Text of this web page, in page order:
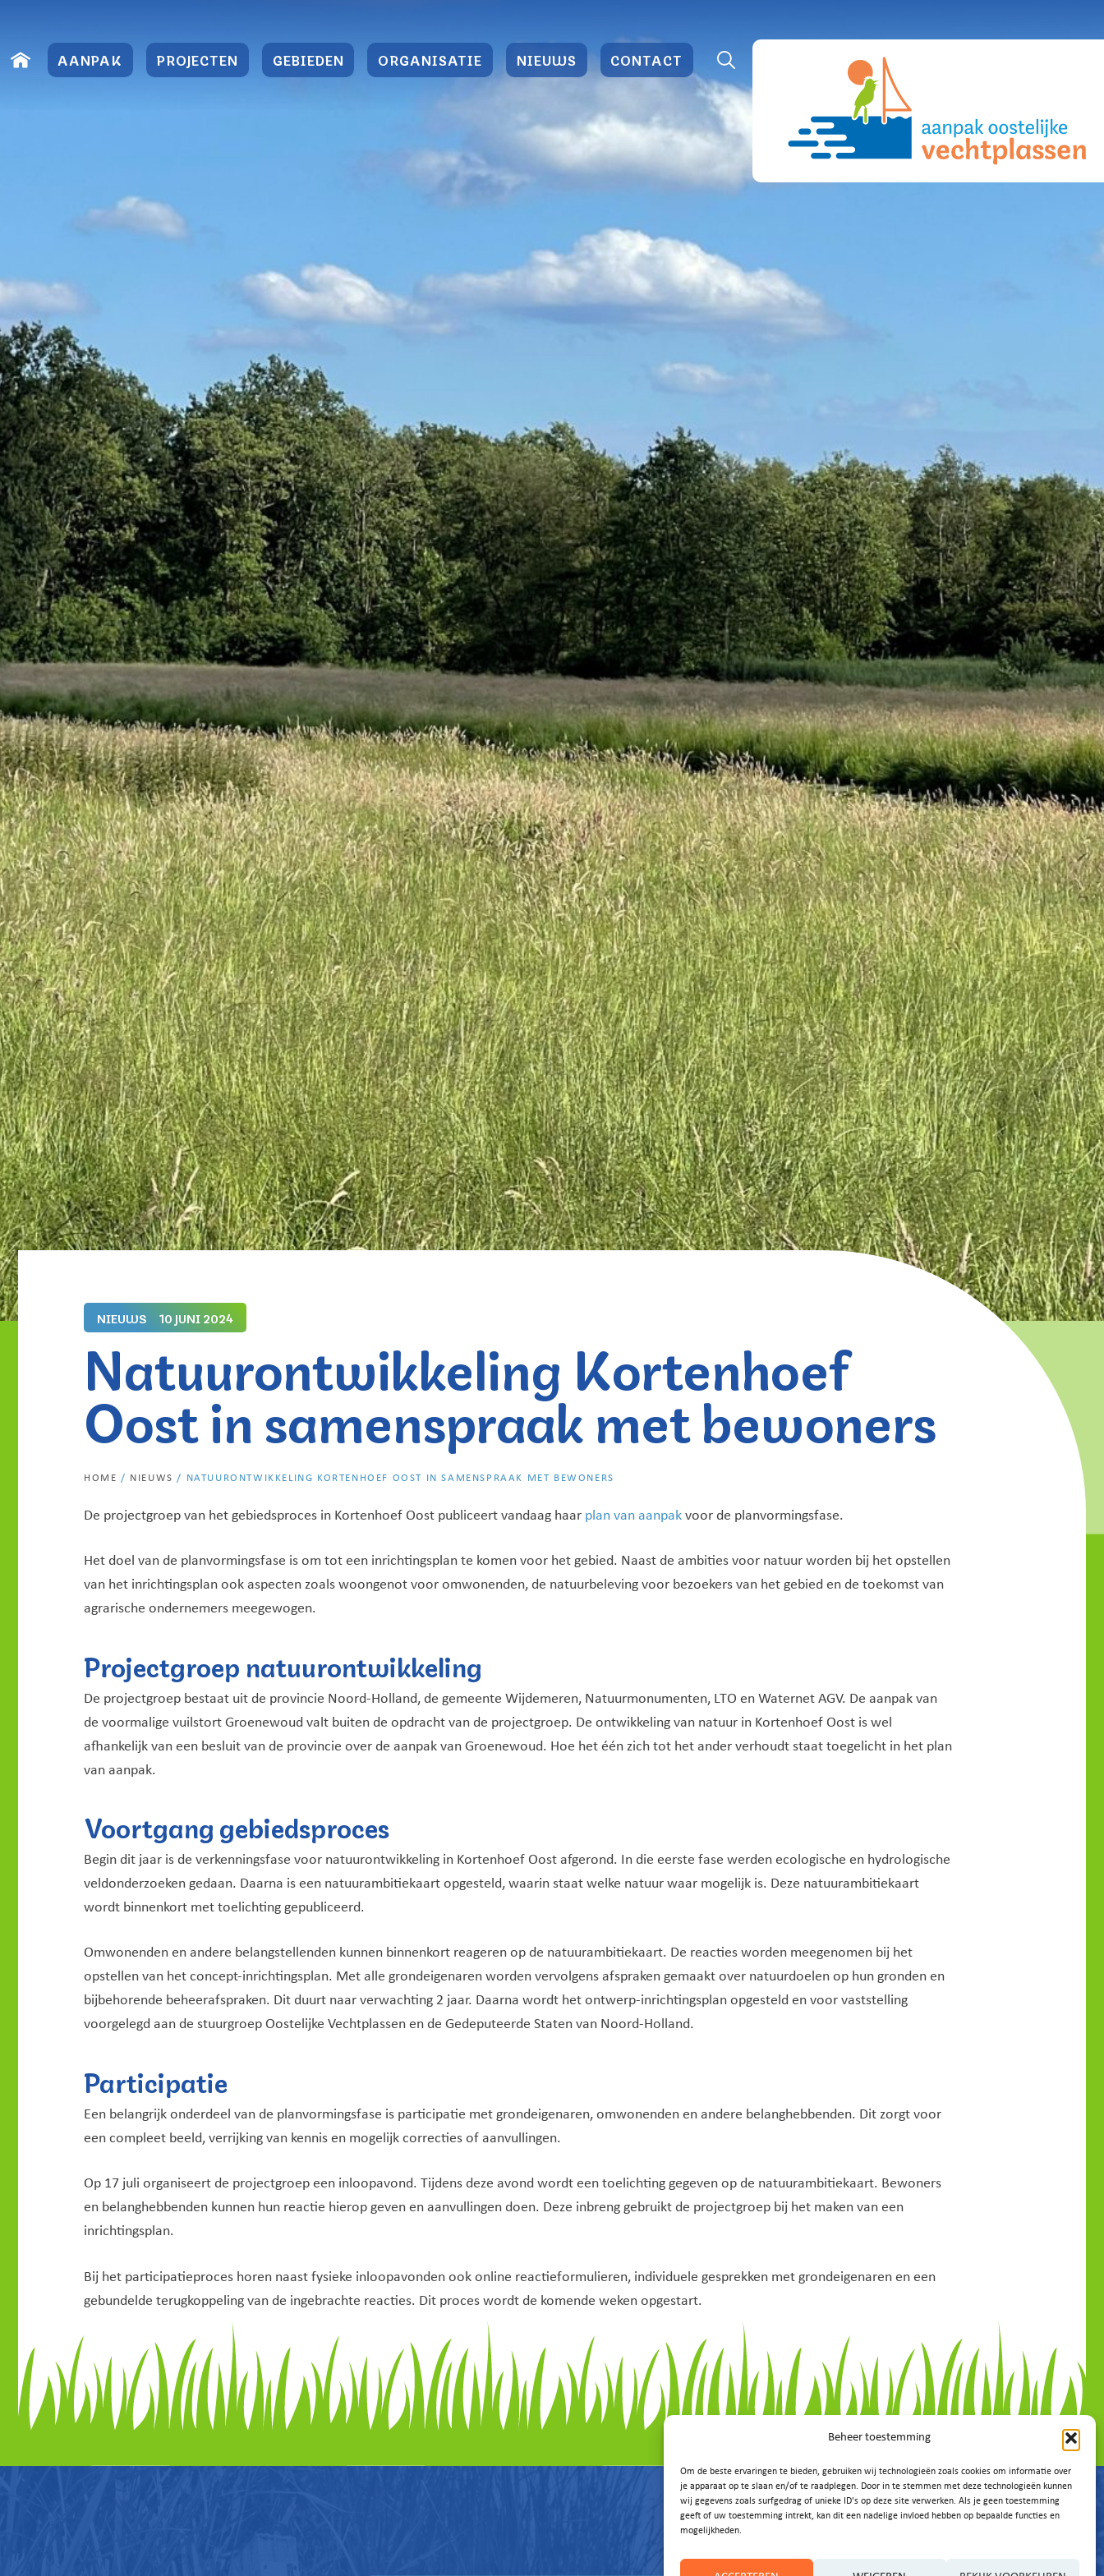
Beheer toestemming
Om de beste ervaringen te bieden, gebruiken wij technologieën zoals cookies om informatie over
je apparaat op te slaan en/of te raadplegen. Door in te stemmen met deze technologieën kunnen
wij gegevens zoals surfgedrag of unieke ID's op deze site verwerken. Als je geen toestemming
geeft of uw toestemming intrekt, kan dit een nadelige invloed hebben op bepaalde functies en
mogelijkheden.
content
AANPAK PROJECTEN GEBIEDEN ORGANISATIE NIEUWS CONTACT
NIEUWS 10 JUNI 2024
Natuurontwikkeling Kortenhoef
Oost in samenspraak met bewoners
HOME / NIEUWS / NATUURONTWIKKELING KORTENHOEF OOST IN SAMENSPRAAK MET BEWONERS
De projectgroep van het gebiedsproces in Kortenhoef Oost publiceert vandaag haar plan van aanpak voor de planvormingsfase.
Het doel van de planvormingsfase is om tot een inrichtingsplan te komen voor het gebied. Naast de ambities voor natuur worden bij het opstellen
van het inrichtingsplan ook aspecten zoals woongenot voor omwonenden, de natuurbeleving voor bezoekers van het gebied en de toekomst van
agrarische ondernemers meegewogen.
Projectgroep natuurontwikkeling
De projectgroep bestaat uit de provincie Noord-Holland, de gemeente Wijdemeren, Natuurmonumenten, LTO en Waternet AGV. De aanpak van
de voormalige vuilstort Groenewoud valt buiten de opdracht van de projectgroep. De ontwikkeling van natuur in Kortenhoef Oost is wel
afhankelijk van een besluit van de provincie over de aanpak van Groenewoud. Hoe het één zich tot het ander verhoudt staat toegelicht in het plan
van aanpak.
Voortgang gebiedsproces
Begin dit jaar is de verkenningsfase voor natuurontwikkeling in Kortenhoef Oost afgerond. In die eerste fase werden ecologische en hydrologische
veldonderzoeken gedaan. Daarna is een natuurambitiekaart opgesteld, waarin staat welke natuur waar mogelijk is. Deze natuurambitiekaart
wordt binnenkort met toelichting gepubliceerd.
Omwonenden en andere belangstellenden kunnen binnenkort reageren op de natuurambitiekaart. De reacties worden meegenomen bij het
opstellen van het concept-inrichtingsplan. Met alle grondeigenaren worden vervolgens afspraken gemaakt over natuurdoelen op hun gronden en
bijbehorende beheerafspraken. Dit duurt naar verwachting 2 jaar. Daarna wordt het ontwerp-inrichtingsplan opgesteld en voor vaststelling
voorgelegd aan de stuurgroep Oostelijke Vechtplassen en de Gedeputeerde Staten van Noord-Holland.
Participatie
Een belangrijk onderdeel van de planvormingsfase is participatie met grondeigenaren, omwonenden en andere belanghebbenden. Dit zorgt voor
een compleet beeld, verrijking van kennis en mogelijk correcties of aanvullingen.
Op 17 juli organiseert de projectgroep een inloopavond. Tijdens deze avond wordt een toelichting gegeven op de natuurambitiekaart. Bewoners
en belanghebbenden kunnen hun reactie hierop geven en aanvullingen doen. Deze inbreng gebruikt de projectgroep bij het maken van een
inrichtingsplan.
Bij het participatieproces horen naast fysieke inloopavonden ook online reactieformulieren, individuele gesprekken met grondeigenaren en een
gebundelde terugkoppeling van de ingebrachte reacties. Dit proces wordt de komende weken opgestart.